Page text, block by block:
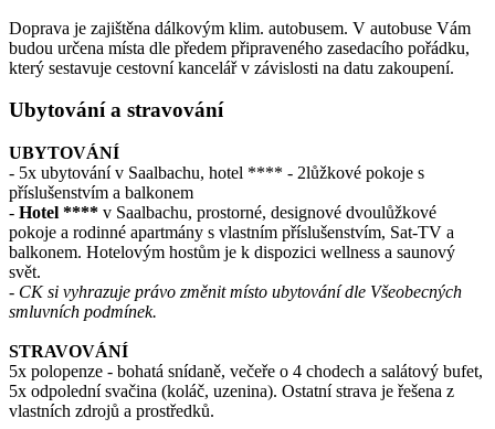
Doprava je zajištěna dálkovým klim. autobusem. V autobuse Vám
budou určena místa dle předem připraveného zasedacího pořádku,
který sestavuje cestovní kancelář v závislosti na datu zakoupení.
Ubytování a stravování
UBYTOVÁNÍ
- 5x ubytování v Saalbachu, hotel **** - 2lůžkové pokoje s
příslušenstvím a balkonem
- Hotel **** v Saalbachu, prostorné, designové dvoulůžkové
pokoje a rodinné apartmány s vlastním příslušenstvím, Sat-TV a
balkonem. Hotelovým hostům je k dispozici wellness a saunový
svět.
- CK si vyhrazuje právo změnit místo ubytování dle Všeobecných
smluvních podmínek.
STRAVOVÁNÍ
5x polopenze - bohatá snídaně, večeře o 4 chodech a salátový bufet,
5x odpolední svačina (koláč, uzenina). Ostatní strava je řešena z
vlastních zdrojů a prostředků.